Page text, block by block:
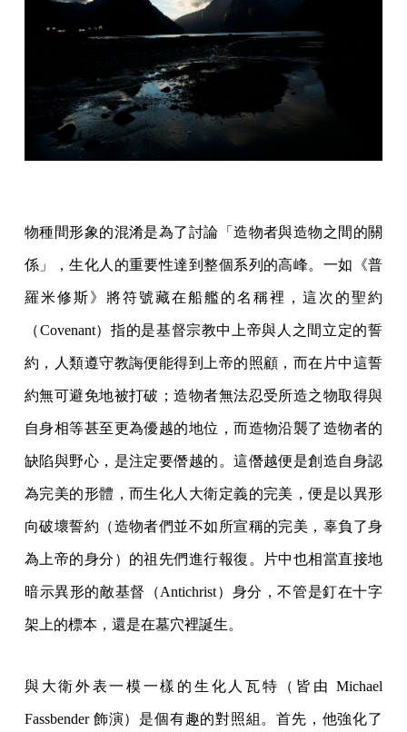
物種間形象的混淆是為了討論「造物者與造物之間的關
係」，生化人的重要性達到整個系列的高峰。一如《普
羅米修斯》將符號藏在船艦的名稱裡，這次的聖約
（Covenant）指的是基督宗教中上帝與人之間立定的誓
約，人類遵守教誨便能得到上帝的照顧，而在片中這誓
約無可避免地被打破；造物者無法忍受所造之物取得與
自身相等甚至更為優越的地位，而造物沿襲了造物者的
缺陷與野心，是注定要僭越的。這僭越便是創造自身認
為完美的形體，而生化人大衛定義的完美，便是以異形
向破壞誓約（造物者們並不如所宣稱的完美，辜負了身
為上帝的身分）的祖先們進行報復。片中也相當直接地
暗示異形的敵基督（Antichrist）身分，不管是釘在十字
架上的標本，還是在墓穴裡誕生。
與大衛外表一模一樣的生化人瓦特（皆由 Michael
Fassbender 飾演）是個有趣的對照組。首先，他強化了